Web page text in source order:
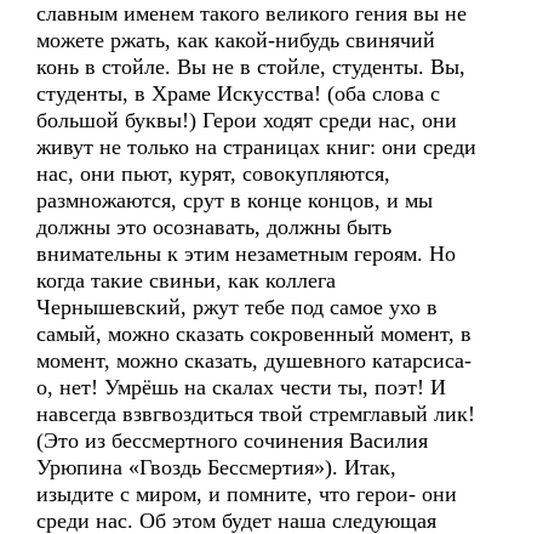
славным именем такого великого гения вы не
можете ржать, как какой-нибудь свинячий
конь в стойле. Вы не в стойле, студенты. Вы,
студенты, в Храме Искусства! (оба слова с
большой буквы!) Герои ходят среди нас, они
живут не только на страницах книг: они среди
нас, они пьют, курят, совокупляются,
размножаются, срут в конце концов, и мы
должны это осознавать, должны быть
внимательны к этим незаметным героям. Но
когда такие свиньи, как коллега
Чернышевский, ржут тебе под самое ухо в
самый, можно сказать сокровенный момент, в
момент, можно сказать, душевного катарсиса-
о, нет! Умрёшь на скалах чести ты, поэт! И
навсегда взвгвоздиться твой стремглавый лик!
(Это из бессмертного сочинения Василия
Урюпина «Гвоздь Бессмертия»). Итак,
изыдите с миром, и помните, что герои- они
среди нас. Об этом будет наша следующая